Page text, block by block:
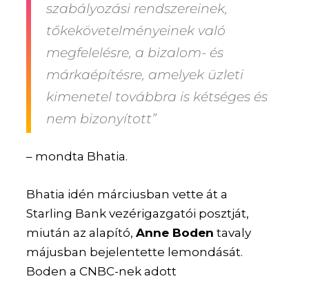
szabályozási rendszereinek,
tőkekövetelményeinek való
megfelelésre, a bizalom- és
márkaépítésre, amelyek üzleti
kimenetel továbbra is kétséges és
nem bizonyított”
– mondta Bhatia.
Bhatia idén márciusban vette át a
Starling Bank vezérigazgatói posztját,
miután az alapító,Anne Boden tavaly
májusban bejelentette lemondását.
Boden a CNBC-nek adott